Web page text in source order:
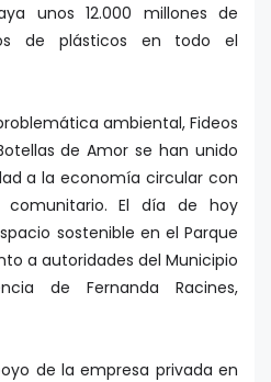
unos 12.000 millones de
de plásticos en todo el
ambiental, Fideos
de Amor se han unido
a la economía circular con
El día de hoy
sostenible en el Parque
a autoridades del Municipio
de Fernanda Racines,
de la empresa privada en